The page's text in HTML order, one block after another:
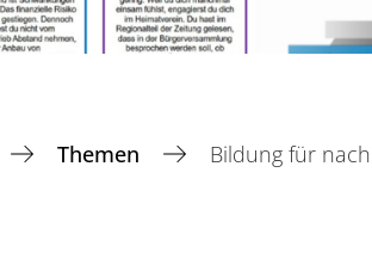
Themen Bildung für